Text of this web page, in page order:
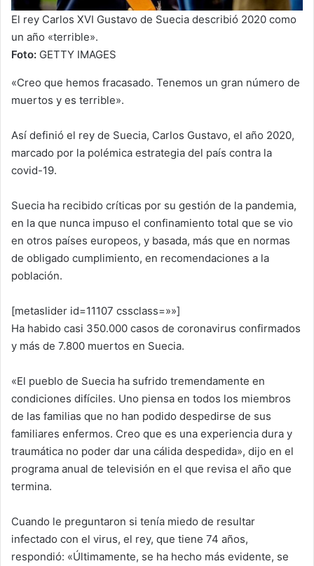
El rey Carlos XVI Gustavo de Suecia describió 2020 como
un año «terrible».
Foto: GETTY IMAGES
«Creo que hemos fracasado. Tenemos un gran número de
muertos y es terrible».
Así definió el rey de Suecia, Carlos Gustavo, el año 2020,
marcado por la polémica estrategia del país contra la
covid-19.
Suecia ha recibido críticas por su gestión de la pandemia,
en la que nunca impuso el confinamiento total que se vio
en otros países europeos, y basada, más que en normas
de obligado cumplimiento, en recomendaciones a la
población.
[metaslider id=11107 cssclass=»»]
Ha habido casi 350.000 casos de coronavirus confirmados
y más de 7.800 muertos en Suecia.
«El pueblo de Suecia ha sufrido tremendamente en
condiciones difíciles. Uno piensa en todos los miembros
de las familias que no han podido despedirse de sus
familiares enfermos. Creo que es una experiencia dura y
traumática no poder dar una cálida despedida», dijo en el
programa anual de televisión en el que revisa el año que
termina.
Cuando le preguntaron si tenía miedo de resultar
infectado con el virus, el rey, que tiene 74 años,
respondió: «Últimamente, se ha hecho más evidente, se